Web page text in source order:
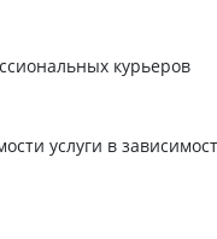
курьеров
услуги в